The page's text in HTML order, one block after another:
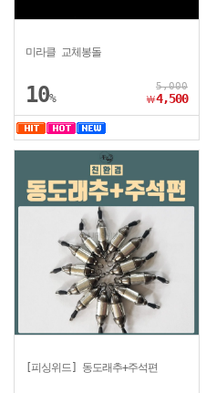
미라클 교체봉돌
10%
5,000
￦4,500
[피싱위드] 동도래추+주석편